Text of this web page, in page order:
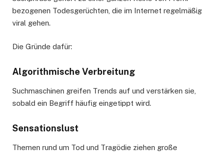
bezogenen Todesgerüchten, die im Internet regelmäßig
viral gehen.
Die Gründe dafür:
Algorithmische Verbreitung
Suchmaschinen greifen Trends auf und verstärken sie,
sobald ein Begriff häufig eingetippt wird.
Sensationslust
Themen rund um Tod und Tragödie ziehen große